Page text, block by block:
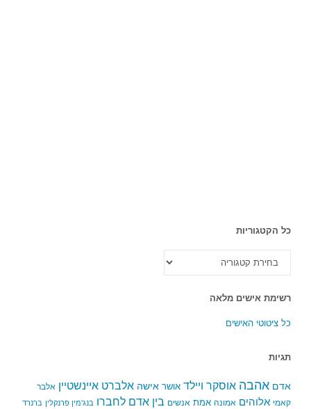
כל הקטגוריות
הקטגוריות
רשימת אישים מלאה
כל ציטוטי האישים
תגיות
אדם אהבה אוסקר ויילד אושר אישה אלברט איינשטיין אלבר
קאמי אלוהים אמונה אמת אנשים בין אדם לחברו בנג'מין פרנקלין ברנרד